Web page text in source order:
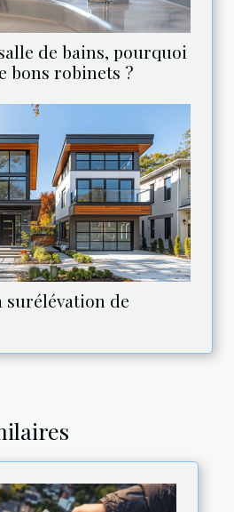
de bains, pourquoi
bons robinets ?
surélévation de